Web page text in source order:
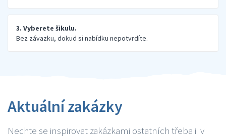
3. Vyberete šikulu.
Bez závazku, dokud si nabídku nepotvrdíte.
Aktuální zakázky
Nechte se inspirovat zakázkami ostatních třeba i v